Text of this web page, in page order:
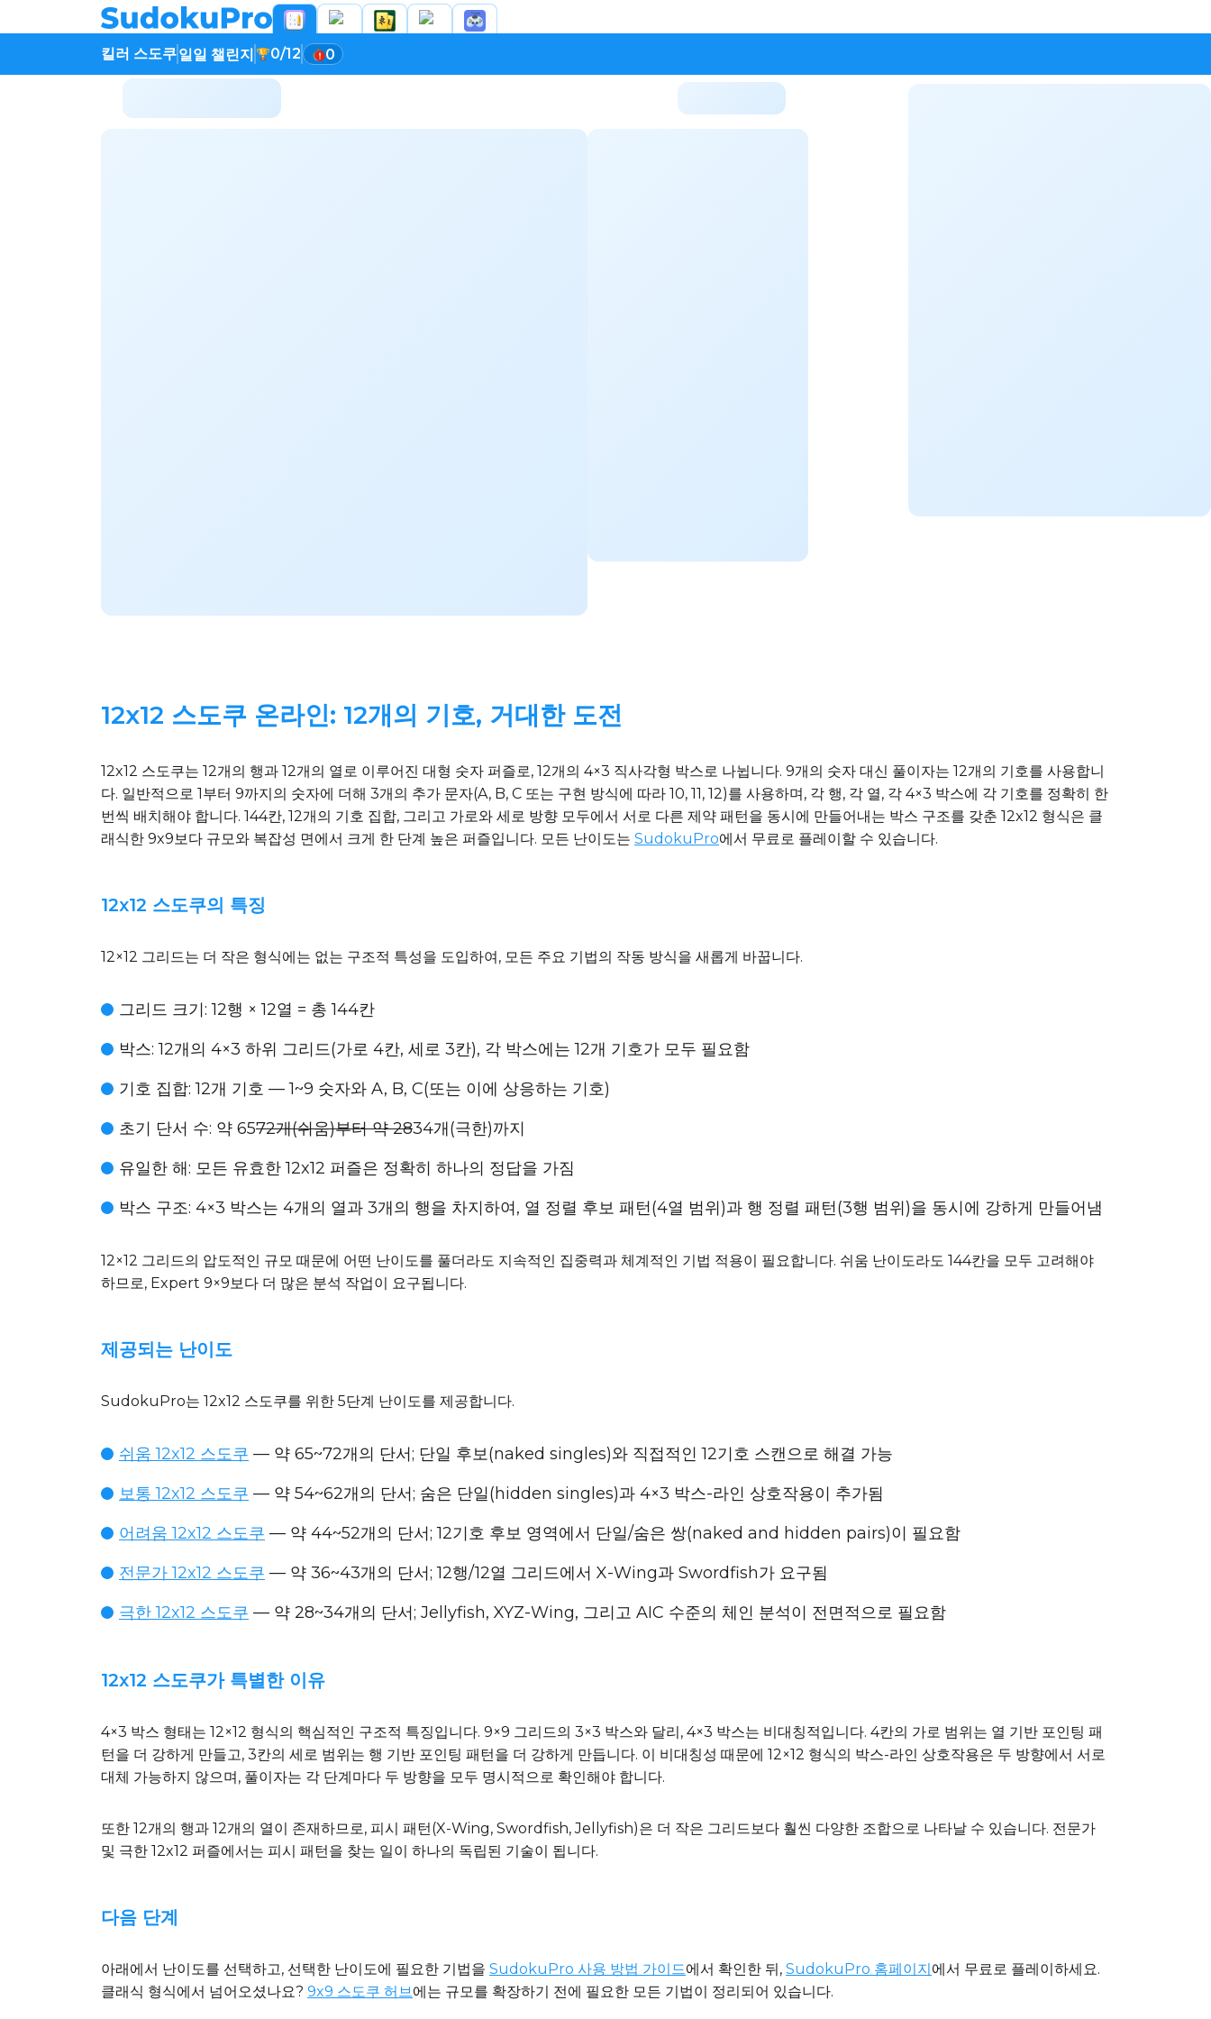
킬러 스도쿠일일 챌린지 0/12 0
12x12 스도쿠 온라인: 12개의 기호, 거대한 도전
12x12 스도쿠는 12개의 행과 12개의 열로 이루어진 대형 숫자 퍼즐로, 12개의 4×3 직사각형 박스로 나뉩니다. 9개의 숫자 대신 풀이자는 12개의 기호를 사용합니
다. 일반적으로 1부터 9까지의 숫자에 더해 3개의 추가 문자(A, B, C 또는 구현 방식에 따라 10, 11, 12)를 사용하며, 각 행, 각 열, 각 4×3 박스에 각 기호를 정확히 한
번씩 배치해야 합니다. 144칸, 12개의 기호 집합, 그리고 가로와 세로 방향 모두에서 서로 다른 제약 패턴을 동시에 만들어내는 박스 구조를 갖춘 12x12 형식은 클
래식한 9x9보다 규모와 복잡성 면에서 크게 한 단계 높은 퍼즐입니다. 모든 난이도는 SudokuPro에서 무료로 플레이할 수 있습니다.
12x12 스도쿠의 특징
12×12 그리드는 더 작은 형식에는 없는 구조적 특성을 도입하여, 모든 주요 기법의 작동 방식을 새롭게 바꿉니다.
그리드 크기: 12행 × 12열 = 총 144칸
박스: 12개의 4×3 하위 그리드(가로 4칸, 세로 3칸), 각 박스에는 12개 기호가 모두 필요함
기호 집합: 12개 기호 — 1~9 숫자와 A, B, C(또는 이에 상응하는 기호)
초기 단서 수: 약 6572개(쉬움)부터 약 2834개(극한)까지
유일한 해: 모든 유효한 12x12 퍼즐은 정확히 하나의 정답을 가짐
박스 구조: 4×3 박스는 4개의 열과 3개의 행을 차지하여, 열 정렬 후보 패턴(4열 범위)과 행 정렬 패턴(3행 범위)을 동시에 강하게 만들어냄
12×12 그리드의 압도적인 규모 때문에 어떤 난이도를 풀더라도 지속적인 집중력과 체계적인 기법 적용이 필요합니다. 쉬움 난이도라도 144칸을 모두 고려해야
하므로, Expert 9×9보다 더 많은 분석 작업이 요구됩니다.
제공되는 난이도
SudokuPro는 12x12 스도쿠를 위한 5단계 난이도를 제공합니다.
쉬움 12x12 스도쿠 — 약 65~72개의 단서; 단일 후보(naked singles)와 직접적인 12기호 스캔으로 해결 가능
보통 12x12 스도쿠 — 약 54~62개의 단서; 숨은 단일(hidden singles)과 4×3 박스-라인 상호작용이 추가됨
어려움 12x12 스도쿠 — 약 44~52개의 단서; 12기호 후보 영역에서 단일/숨은 쌍(naked and hidden pairs)이 필요함
전문가 12x12 스도쿠 — 약 36~43개의 단서; 12행/12열 그리드에서 X-Wing과 Swordfish가 요구됨
극한 12x12 스도쿠 — 약 28~34개의 단서; Jellyfish, XYZ-Wing, 그리고 AIC 수준의 체인 분석이 전면적으로 필요함
12x12 스도쿠가 특별한 이유
4×3 박스 형태는 12×12 형식의 핵심적인 구조적 특징입니다. 9×9 그리드의 3×3 박스와 달리, 4×3 박스는 비대칭적입니다. 4칸의 가로 범위는 열 기반 포인팅 패
턴을 더 강하게 만들고, 3칸의 세로 범위는 행 기반 포인팅 패턴을 더 강하게 만듭니다. 이 비대칭성 때문에 12×12 형식의 박스-라인 상호작용은 두 방향에서 서로
대체 가능하지 않으며, 풀이자는 각 단계마다 두 방향을 모두 명시적으로 확인해야 합니다.
또한 12개의 행과 12개의 열이 존재하므로, 피시 패턴(X-Wing, Swordfish, Jellyfish)은 더 작은 그리드보다 훨씬 다양한 조합으로 나타날 수 있습니다. 전문가
및 극한 12x12 퍼즐에서는 피시 패턴을 찾는 일이 하나의 독립된 기술이 됩니다.
다음 단계
아래에서 난이도를 선택하고, 선택한 난이도에 필요한 기법을 SudokuPro 사용 방법 가이드에서 확인한 뒤, SudokuPro 홈페이지에서 무료로 플레이하세요.
클래식 형식에서 넘어오셨나요? 9x9 스도쿠 허브에는 규모를 확장하기 전에 필요한 모든 기법이 정리되어 있습니다.